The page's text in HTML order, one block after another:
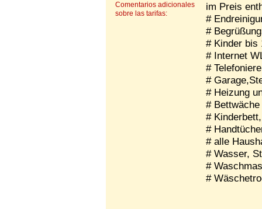
Comentarios adicionales
sobre las tarifas:
im Preis
#
#
# Kinder bis
# Internet
#
#
# Heizung
# Bettwäche
#
#
# alle
# Wasser,
#
#